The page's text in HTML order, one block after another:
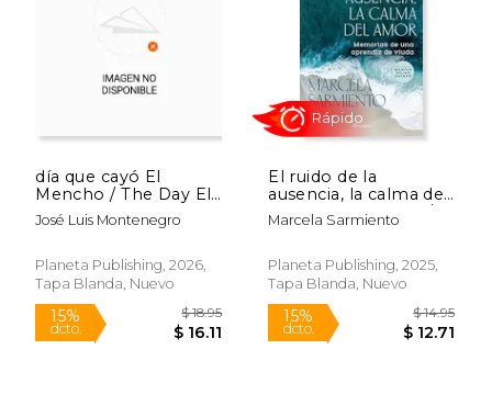
15% 15%
día que cayó El
Mencho / The Day El
Mencho Came Down
José Luis Montenegro
Planeta Publishing, 2026,
Tapa Blanda, Nuevo
El ruido de la
ausencia, la calma del
amor (Entrevistas) /
The Noise of
Love (I
Marcela Sarmiento
Planeta Publishing, 2025,
Tapa Blanda, Nuevo